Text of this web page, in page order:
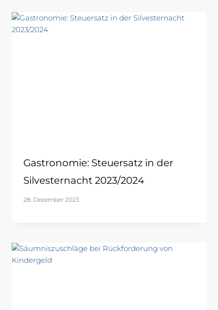
Gastronomie: Steuersatz in der
Silvesternacht 2023/2024
28. Dezember 2023